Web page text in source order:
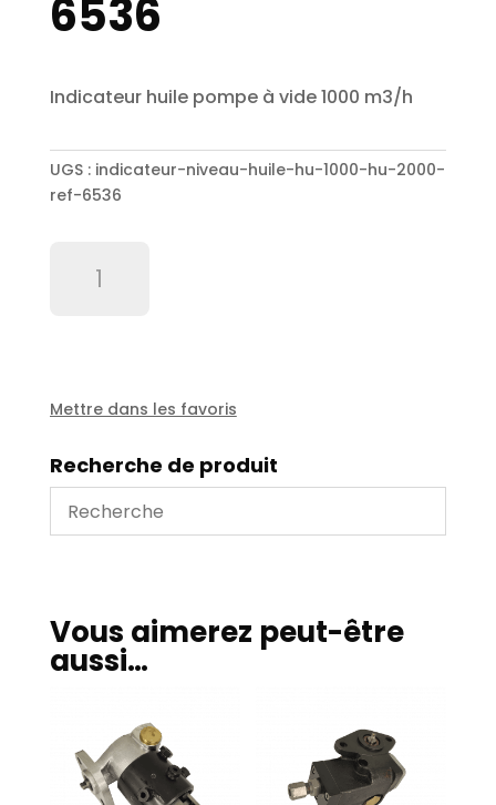
6536
Indicateur huile pompe à vide 1000 m3/h
UGS : indicateur-niveau-huile-hu-1000-hu-2000-
ref-6536
1000/Hu
Ref
6536
Mettre dans les favoris
Recherche de produit
Vous aimerez peut-être
aussi…